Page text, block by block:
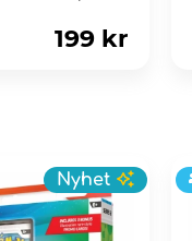
199 kr
Nyhet